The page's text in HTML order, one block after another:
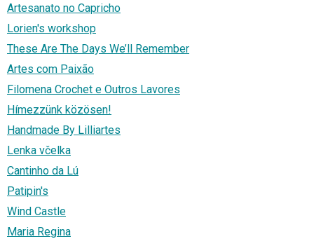
Artesanato no Capricho
Lorien's workshop
These Are The Days We’ll Remember
Artes com Paixão
Filomena Crochet e Outros Lavores
Hímezzünk közösen!
Handmade By Lilliartes
Lenka včelka
Cantinho da Lú
Patipin's
Wind Castle
Maria Regina